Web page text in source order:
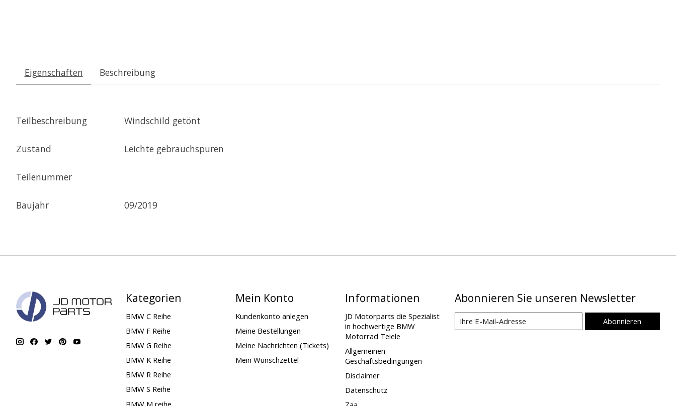
Eigenschaften Beschreibung
Teilbeschreibung Windschild getönt
Zustand Leichte gebrauchspuren
Teilenummer
Baujahr 09/2019
Kategorien
BMW C Reihe
BMW F Reihe
BMW G Reihe
BMW K Reihe
BMW R Reihe
BMW S Reihe
BMW M reihe
Mein Konto
Kundenkonto anlegen
Meine Bestellungen
Meine Nachrichten (Tickets)
Mein Wunschzettel
Informationen
JD Motorparts die Spezialist
in hochwertige BMW
Motorrad Teiele
Allgemeinen
Geschäftsbedingungen
Disclaimer
Datenschutz
Abonnieren Sie unseren Newsletter
Abonnieren